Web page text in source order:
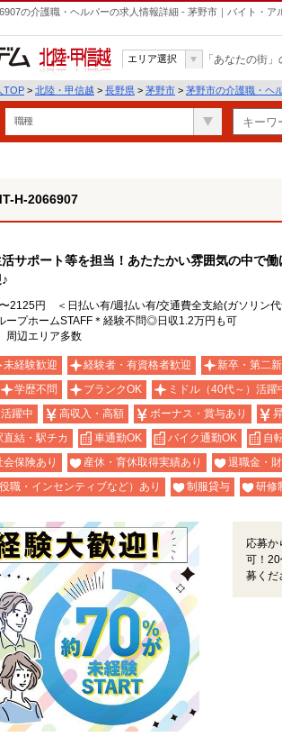
の介護職・ヘルパーの求人情報詳細 - 茅野市｜バイト・ア
北陸・甲信越
エリア選択 「あなたの街
TOP > 北陸・甲信越 > 長野県 > 茅野市 > 茅野市の介護職・ヘ
職種
H-2066907
サポート等を担当！あたたかい雰囲気の中で
2125円 ＜日払い有/週払い有/交通費全支給(ガソリン代
ープホームSTAFF＊経験不問◎日収1.2万円も可
辺エリア多数
未経験歓迎 経験者・有資格者歓迎 新卒・第二
学歴不問 ブランクOK ミドル（40代～）活躍
躍中
高収入・高額 ボーナス・賞与あり
直結・駅チカ 車通勤OK バイク通勤OK 自
会保険あり 産休・育休取得実績あり
退職金・
職・インセンティブなど）あり
制服貸与 研修
応募か
可！
募くだ